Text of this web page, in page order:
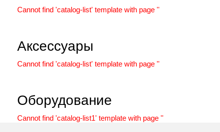
Cannot find 'catalog-list' template with page ''
Аксессуары
Cannot find 'catalog-list' template with page ''
Оборудование
Cannot find 'catalog-list1' template with page ''